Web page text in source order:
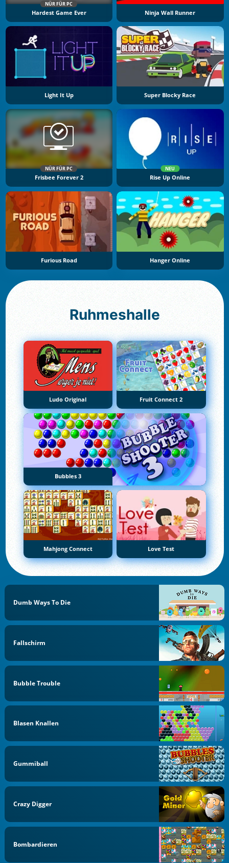
NÜR FÜR PC
Hardest Game Ever Ninja Wall Runner
Light It Up Super Blocky Race
NÜR FÜR PC
Frisbee Forever 2
NEU
Rise Up Online
Furious Road Hanger Online
Ruhmeshalle
Ludo Original Fruit Connect 2
Bubbles 3
Mahjong Connect Love Test
Dumb Ways To Die
Fallschirm
Bubble Trouble
Blasen Knallen
Gummiball
Crazy Digger
Bombardieren